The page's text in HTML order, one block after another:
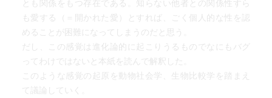
とも関係をもつ存在である。知らない他者との関係性すら
も愛する（＝開かれた愛）とすれば、ごく個人的な性を認
めることが困難になってしまうのだと思う。
だし、この感覚は進化論的に起こりうるものでなにもバグ
ってわけではないと本紙を読んで解釈した。
このような感覚の起原を動物社会学、生物比較学を踏まえ
て議論していく。